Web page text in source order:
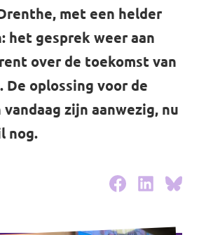
met een helder
het gesprek weer aan
over de toekomst van
De oplossing voor de
zijn aanwezig, nu
nog.